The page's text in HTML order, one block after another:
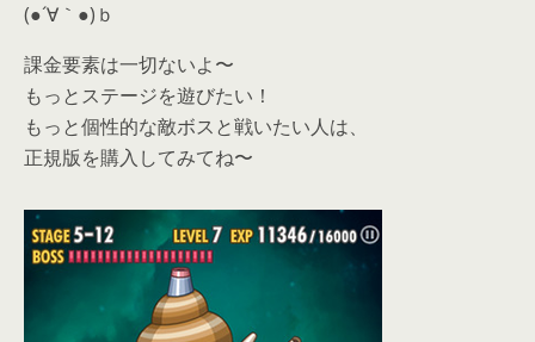
(●´∀｀●)ｂ
課金要素は一切ないよ〜
もっとステージを遊びたい！
もっと個性的な敵ボスと戦いたい人は、
正規版を購入してみてね〜